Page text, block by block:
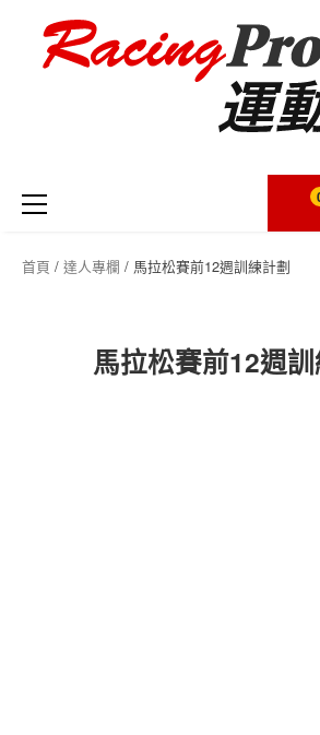
content
Primary
Menu
首頁 / 達人專欄 / 馬拉松賽前12週訓練計劃
馬拉松賽前12週